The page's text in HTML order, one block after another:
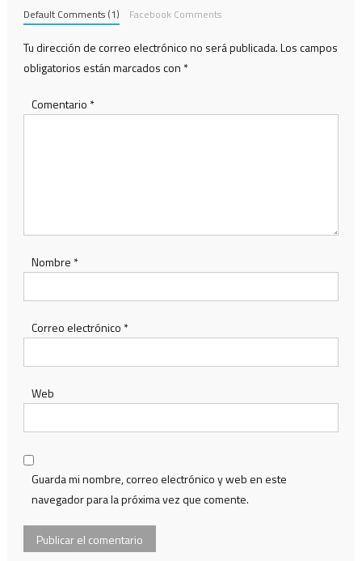
Default Comments (1) Facebook Comments
Tu dirección de correo electrónico no será publicada.Los campos
obligatorios están marcados con *
Comentario *
Nombre *
Correo electrónico *
Web
Guarda mi nombre, correo electrónico y web en este
navegador para la próxima vez que comente.